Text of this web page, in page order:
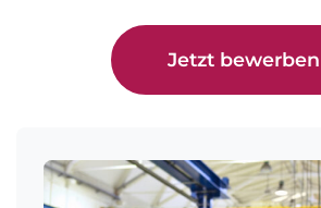
Jetzt bewerben